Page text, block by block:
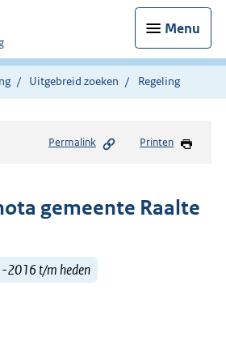
Menu
Uitgebreid zoeken Regeling
Permalink Printen
gemeente Raalte
2016 t/m heden